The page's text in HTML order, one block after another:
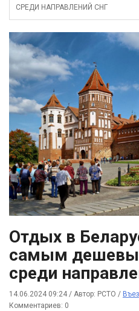
СРЕДИ НАПРАВЛЕНИЙ СНГ
Отдых в
самым
среди
14.06.2024 09:24 / Автор: РСТО /
Комментариев: 0